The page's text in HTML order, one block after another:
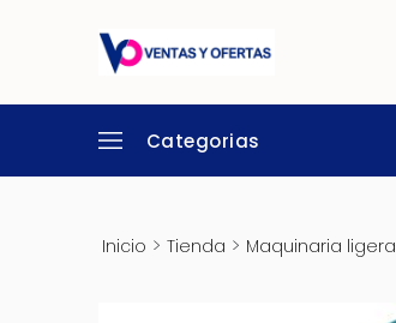
Categorias
Inicio > Tienda > Maquinaria ligera